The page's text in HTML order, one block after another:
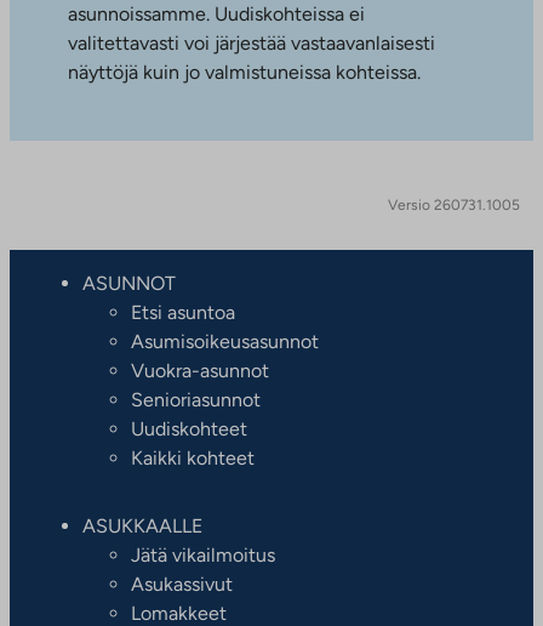
asunnoissamme. Uudiskohteissa ei
valitettavasti voi järjestää vastaavanlaisesti
näyttöjä kuin jo valmistuneissa kohteissa.
Versio 260731.1005
ASUNNOT
Etsi asuntoa
Asumisoikeusasunnot
Vuokra-asunnot
Senioriasunnot
Uudiskohteet
Kaikki kohteet
ASUKKAALLE
Jätä vikailmoitus
Asukassivut
Lomakkeet